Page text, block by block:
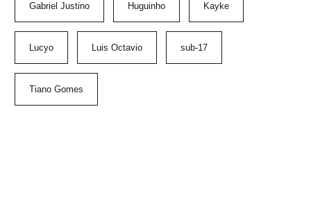
Gabriel Justino Huguinho Kayke
Lucyo Luis Octavio sub-17
Tiano Gomes